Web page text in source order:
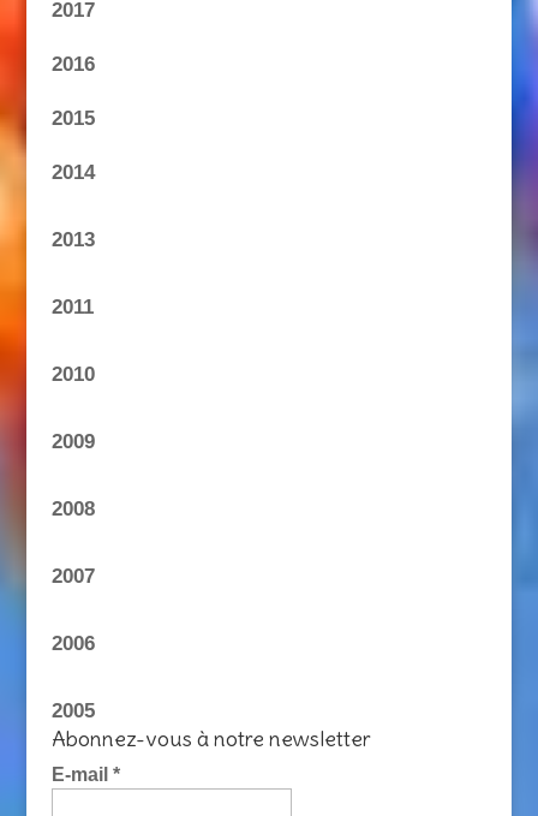
2017
2016
2015
2014
2013
2011
2010
2009
2008
2007
2006
2005
Abonnez-vous à notre newsletter
E-mail *